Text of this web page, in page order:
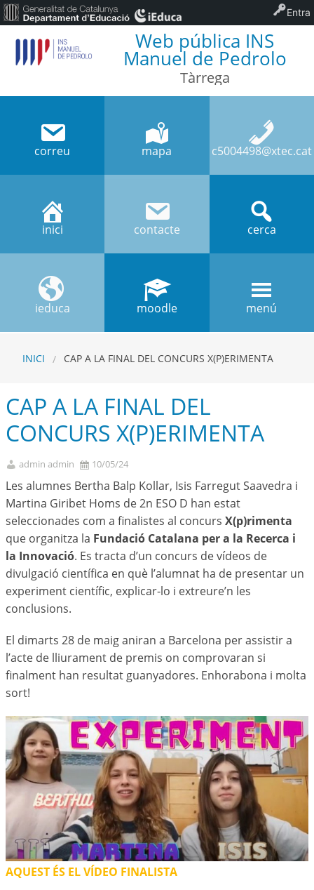
Web pública INS
Manuel de Pedrolo
Tàrrega
correu mapa c5004498@xtec.cat
inici contacte cerca
ieduca moodle menú
INICI CAP A LA FINAL DEL CONCURS X(P)ERIMENTA
CAP A LA FINAL DEL
CONCURS X(P)ERIMENTA
admin admin 10/05/24
Les alumnes Bertha Balp Kollar, Isis Farregut Saavedra i
Martina Giribet Homs de 2n ESO D han estat
seleccionades com a finalistes al concurs X(p)rimenta
que organitza la Fundació Catalana per a la Recerca i
la Innovació. Es tracta d’un concurs de vídeos de
divulgació científica en què l’alumnat ha de presentar un
experiment científic, explicar-lo i extreure’n les
conclusions.
El dimarts 28 de maig aniran a Barcelona per assistir a
l’acte de lliurament de premis on comprovaran si
finalment han resultat guanyadores. Enhorabona i molta
sort!
AQUEST ÉS EL VÍDEO FINALISTA
Entra